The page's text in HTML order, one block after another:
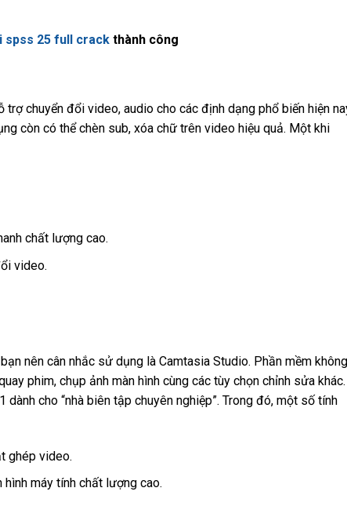
spss 25 full crack ​ thành công
chuyển đổi video, audio cho các định dạng phổ biến hiện
còn có thể chèn sub, xóa chữ trên video hiệu quả. Một khi
chất lượng cao.
video.
nên cân nhắc sử dụng là Camtasia Studio. Phần mềm không
phim, chụp ảnh màn hình cùng các tùy chọn chỉnh sửa khác.
cho “nhà biên tập chuyên nghiệp”. Trong đó, một số tính
ghép video.
hình máy tính chất lượng cao.